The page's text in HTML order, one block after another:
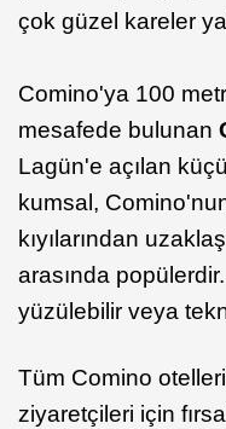
çok güzel kareler
Comino'ya 100
mesafede bulunan
Lagün'e açılan
kumsal,
kıyılarından
arasında
yüzülebilir veya
Tüm Comino
ziyaretçileri için